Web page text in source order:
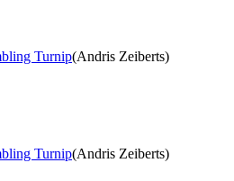
Turnip(Andris Zeiberts)
Turnip(Andris Zeiberts)